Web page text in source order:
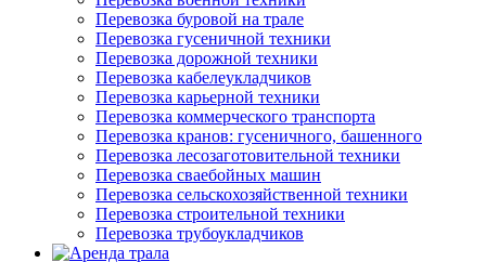
Перевозка буровой на трале
Перевозка гусеничной техники
Перевозка дорожной техники
Перевозка кабелеукладчиков
Перевозка карьерной техники
Перевозка коммерческого транспорта
Перевозка кранов: гусеничного, башенного
Перевозка лесозаготовительной техники
Перевозка сваебойных машин
Перевозка сельскохозяйственной техники
Перевозка строительной техники
Перевозка трубоукладчиков